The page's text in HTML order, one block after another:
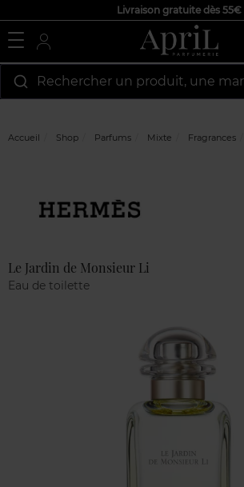
Livraison gratuite dès 55€
Rechercher un produit, une
Accueil Shop Parfums Mixte Fragrances
Le Jardin de Monsieur Li
Eau de toilette